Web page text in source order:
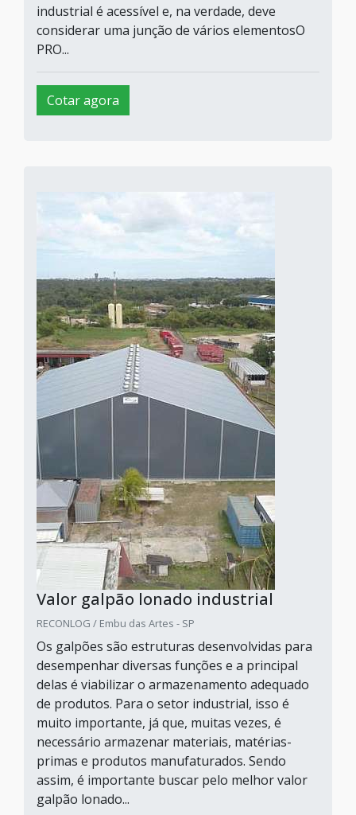
industrial é acessível e, na verdade, deve
considerar uma junção de vários elementosO
PRO...
Cotar agora
Valor galpão lonado industrial
RECONLOG / Embu das Artes - SP
Os galpões são estruturas desenvolvidas para
desempenhar diversas funções e a principal
delas é viabilizar o armazenamento adequado
de produtos. Para o setor industrial, isso é
muito importante, já que, muitas vezes, é
necessário armazenar materiais, matérias-
primas e produtos manufaturados. Sendo
assim, é importante buscar pelo melhor valor
galpão lonado...